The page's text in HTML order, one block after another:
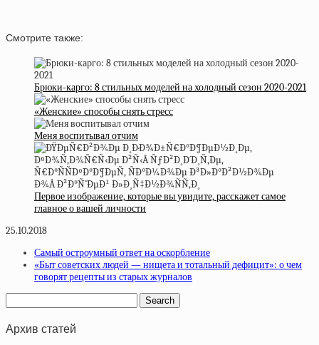
Смотрите также:
Брюки-карго: 8 стильных моделей на холодный сезон 2020-2021
«Женские» способы снять стресс
Меня воспитывал отчим
Первое изображение, которые вы увидите, расскажет самое
главное о вашей личности
25.10.2018
Самый остроумный ответ на оскорбление
«Быт советских людей — нищета и тотальный дефицит»: о чем
говорят рецепты из старых журналов
Архив статей